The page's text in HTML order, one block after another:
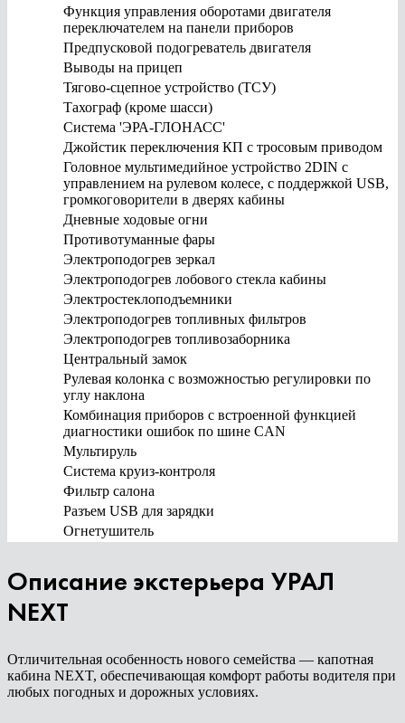
Функция управления оборотами двигателя
переключателем на панели приборов
Предпусковой подогреватель двигателя
Выводы на прицеп
Тягово-сцепное устройство (ТСУ)
Тахограф (кроме шасси)
Система 'ЭРА-ГЛОНАСС'
Джойстик переключения КП с тросовым приводом
Головное мультимедийное устройство 2DIN с
управлением на рулевом колесе, с поддержкой USB,
громкоговорители в дверях кабины
Дневные ходовые огни
Противотуманные фары
Электроподогрев зеркал
Электроподогрев лобового стекла кабины
Электростеклоподъемники
Электроподогрев топливных фильтров
Электроподогрев топливозаборника
Центральный замок
Рулевая колонка с возможностью регулировки по
углу наклона
Комбинация приборов с встроенной функцией
диагностики ошибок по шине CAN
Мультируль
Система круиз-контроля
Фильтр салона
Разъем USB для зарядки
Огнетушитель
Описание экстерьера УРАЛ
NEXT
Отличительная особенность нового семейства — капотная
кабина NEXT, обеспечивающая комфорт работы водителя при
любых погодных и дорожных условиях.